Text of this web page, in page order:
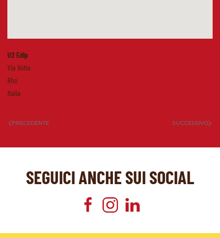
U2 Edlp
Via Volta
Rho
Italia
PRECEDENTE SUCCESSIVO
SEGUICI ANCHE SUI SOCIAL